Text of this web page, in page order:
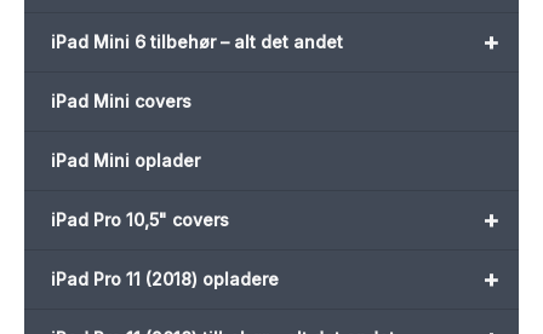
+
iPad Mini 6 tilbehør – alt det andet
iPad Mini covers
iPad Mini oplader
+
iPad Pro 10,5" covers
+
iPad Pro 11 (2018) opladere